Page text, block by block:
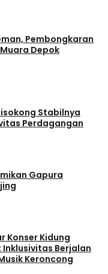
Pembongkaran
Depok
Stabilnya
Perdagangan
Gapura
Konser Kidung
Berjalan
Keroncong